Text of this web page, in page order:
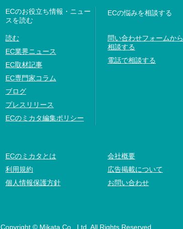
ECのお役立ち情報・ニュー
スを読む
読む
EC業界ニュース
EC取材記事
EC専門家コラム
ブログ
プレスリリース
ECのミカタ編集ポリシー
ECの悩みを相談する
問い合わせフォームから
相談する
電話で相談する
ECのミカタとは
利用規約
個人情報保護方針
会社概要
広告掲載について
お問い合わせ
Copyright © Mikata Co., Ltd. All Rights Reserved.